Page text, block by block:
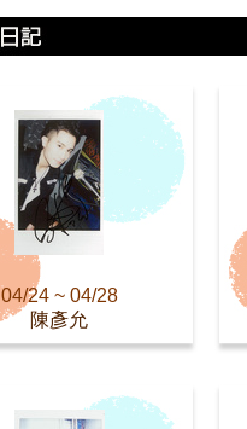
04/24 ~ 04/28
陳彥允